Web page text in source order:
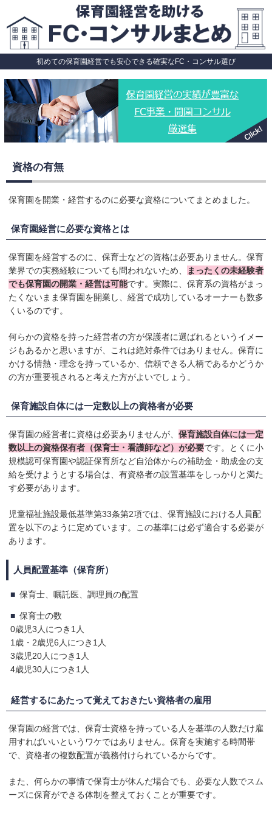
初めての保育園経営でも安心できる確実なFC・コンサル選び
資格の有無
保育園を開業・経営するのに必要な資格についてまとめました。
保育園経営に必要な資格とは
保育園を経営するのに、保育士などの資格は必要ありません。保育
業界での実務経験についても問われないため、
まったくの未経験者
でも保育園の開業・経営は可能です。実際に、保育系の資格がまっ
たくないまま保育園を開業し、経営で成功しているオーナーも数多
くいるのです。
何らかの資格を持った経営者の方が保護者に選ばれるというイメー
ジもあるかと思いますが、これは絶対条件ではありません。保育に
かける情熱・理念を持っているか、信頼できる人柄であるかどうか
の方が重要視されると考えた方がよいでしょう。
保育施設自体には一定数以上の資格者が必要
保育園の経営者に資格は必要ありませんが、 保育施設自体には一定
数以上の資格保有者（保育士・看護師など）が必要です。とくに小
規模認可保育園や認証保育所など自治体からの補助金・助成金の支
給を受けようとする場合は、有資格者の設置基準をしっかりと満た
す必要があります。
児童福祉施設最低基準第33条第2項では、保育施設における人員配
置を以下のように定めています。この基準には必ず適合する必要が
あります。
人員配置基準（保育所）
保育士、嘱託医、調理員の配置
保育士の数
0歳児3人につき1人
1歳・2歳児6人につき1人
3歳児20人につき1人
4歳児30人につき1人
経営するにあたって覚えておきたい資格者の雇用
保育園の経営では、保育士資格を持っている人を基準の人数だけ雇
用すればいいというワケではありません。保育を実施する時間帯
で、資格者の複数配置が義務付けられているからです。
また、何らかの事情で保育士が休んだ場合でも、必要な人数でスム
ーズに保育ができる体制を整えておくことが重要です。